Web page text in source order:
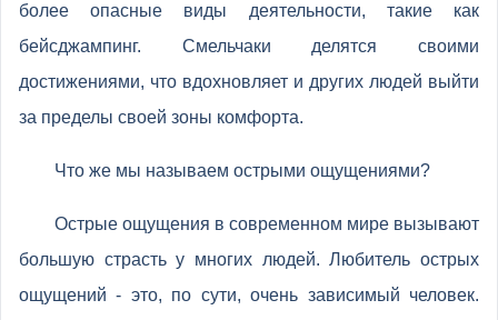
более опасные виды деятельности, такие как
бейсджампинг. Смельчаки делятся своими
достижениями, что вдохновляет и других людей выйти
за пределы своей зоны комфорта.
Что же мы называем острыми ощущениями?
Острые ощущения в современном мире вызывают
большую страсть у многих людей. Любитель острых
ощущений - это, по сути, очень зависимый человек.